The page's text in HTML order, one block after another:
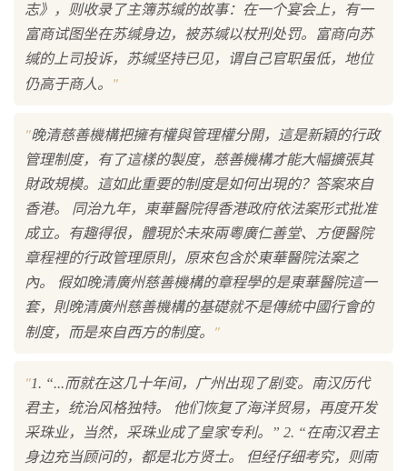
志》，则收录了主簿苏缄的故事：在一个宴会上，有一
富商试图坐在苏缄身边，被苏缄以杖刑处罚。富商向苏
缄的上司投诉，苏缄坚持已见，谓自己官职虽低，地位
仍高于商人。
"
"晚清慈善機構把擁有權與管理權分開，這是新穎的行政
管理制度，有了這樣的製度，慈善機構才能大幅擴張其
財政規模。這如此重要的制度是如何出現的？答案來自
香港。 同治九年，東華醫院得香港政府依法案形式批准
成立。有趣得很，體現於未來兩粵廣仁善堂、方便醫院
章程裡的行政管理原則，原來包含於東華醫院法案之
內。 假如晚清廣州慈善機構的章程學的是東華醫院這一
套，則晚清廣州慈善機構的基礎就不是傳統中國行會的
制度，而是來自西方的制度。
"
"1. “...而就在这几十年间，广州出现了剧变。南汉历代
君主，统治风格独特。 他们恢复了海洋贸易，再度开发
采珠业，当然，采珠业成了皇家专利。” 2. “在南汉君主
身边充当顾问的，都是北方贤士。 但经仔细考究，则南